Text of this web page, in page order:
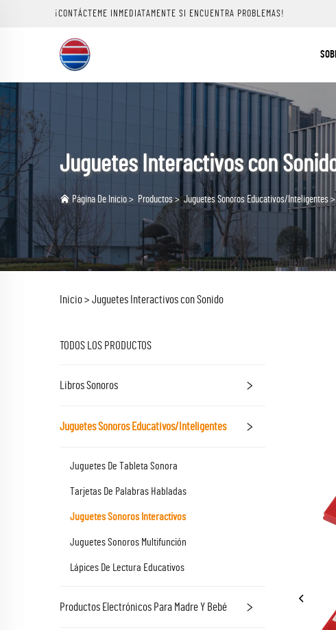
¡CONTÁCTEME INMEDIATAMENTE SI ENCUENTRA PROBLEMAS!
Juguetes Interactivos con
Página De Inicio > Productos>Juguetes Sonoros Educativos/Inteligentes >
Inicio > Juguetes Interactivos con Sonido
TODOS LOS PRODUCTOS
Libros Sonoros
Juguetes Sonoros Educativos/Inteligentes
Juguetes De Tableta Sonora
Tarjetas De Palabras Habladas
Juguetes Sonoros Interactivos
Juguetes Sonoros Multifunción
Lápices De Lectura Educativos
Productos Electrónicos Para Madre Y Bebé